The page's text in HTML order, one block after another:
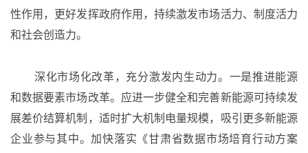
性作用，更好发挥政府作用，持续激发市场活力、制度活力
和社会创造力。
深化市场化改革，充分激发内生动力。一是推进能源
和数据要素市场改革。应进一步健全和完善新能源可持续发
展差价结算机制，适时扩大机制电量规模，吸引更多新能源
企业参与其中。加快落实《甘肃省数据市场培育行动方案